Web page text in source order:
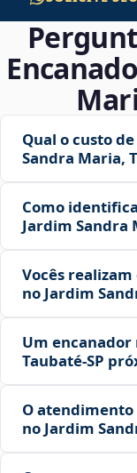
Qual o custo
Sandra Maria,
Como
Jardim Sandra
Vocês
no Jardim
Um encanador
Taubaté‑SP
O
no Jardim